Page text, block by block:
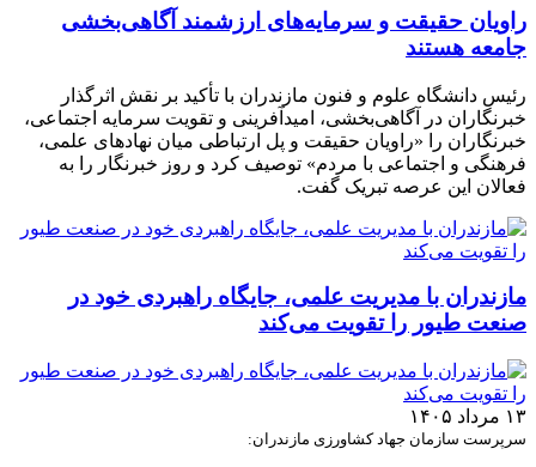
راویان حقیقت و سرمایه‌های ارزشمند آگاهی‌بخشی
جامعه هستند
رئیس دانشگاه علوم و فنون مازندران با تأکید بر نقش اثرگذار
خبرنگاران در آگاهی‌بخشی، امیدآفرینی و تقویت سرمایه اجتماعی،
خبرنگاران را «راویان حقیقت و پل ارتباطی میان نهادهای علمی،
فرهنگی و اجتماعی با مردم» توصیف کرد و روز خبرنگار را به
فعالان این عرصه تبریک گفت.
مازندران با مدیریت علمی، جایگاه راهبردی خود در
صنعت طیور را تقویت می‌کند
۱۳ مرداد ۱۴۰۵
سرپرست سازمان جهاد کشاورزی مازندران: